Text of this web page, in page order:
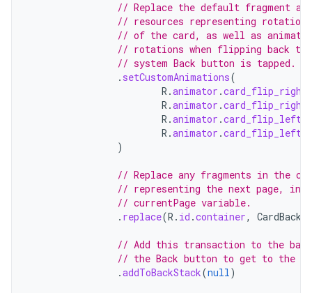
// Replace the default fragment
// resources representing
// of the card, as well as animator
// rotations when flipping back to
// system Back button is tapped.
. setCustomAnimations(
R .animator .
R .animator .
R .animator .
R .animator .
)
// Replace any fragments in the
// representing the next page,
// currentPage variable.
. replace(R . id .container,
// Add this transaction to the
// the Back button to get to the
.addToBackStack(null)